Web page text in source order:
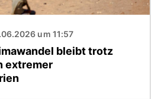
um 11:57
bleibt trotz
extremer